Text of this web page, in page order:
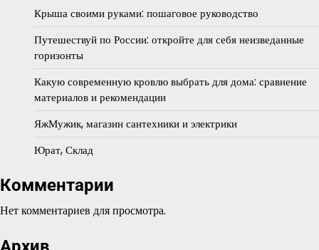
Крыша своими руками: пошаговое руководство
Путешествуй по России: откройте для себя неизведанные
горизонты
Какую современную кровлю выбрать для дома: сравнение
материалов и рекомендации
ЯжМужик, магазин сантехники и электрики
Юрат, Склад
Комментарии
Нет комментариев для просмотра.